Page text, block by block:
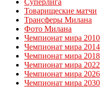
Суперлига
Товарищеские матчи
Трансферы Милана
Фото Милана
Чемпионат мира 2010
Чемпионат мира 2014
Чемпионат мира 2018
Чемпионат мира 2022
Чемпионат мира 2026
Чемпионат мира 2030